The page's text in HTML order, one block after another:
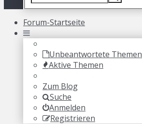
Forum-Startseite
Unbeantwortete Themen
Aktive Themen
Zum Blog
Suche
Anmelden
Registrieren